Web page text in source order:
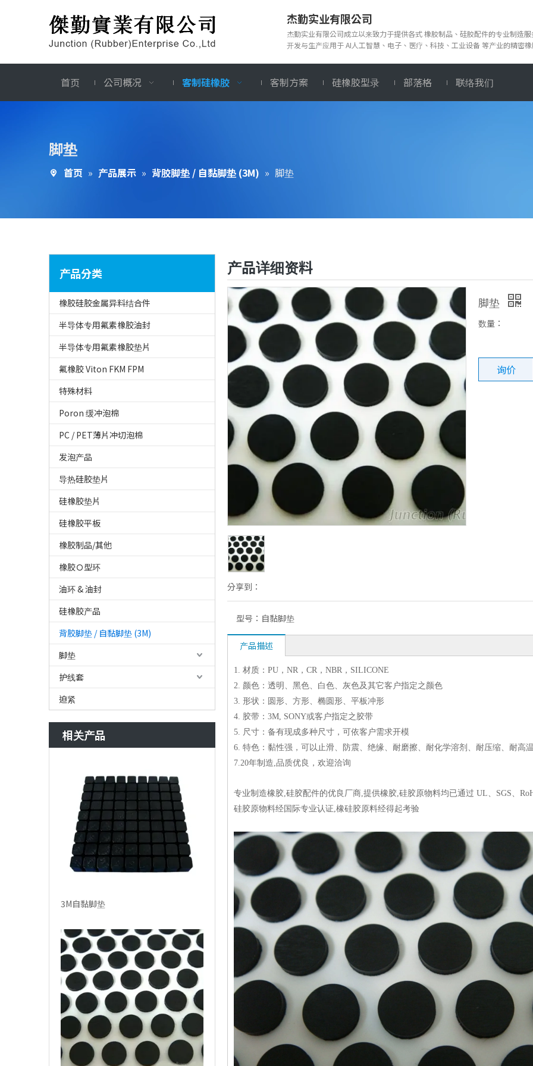
杰勤实业有限公司
杰勤实业有限公司成立以来致力于提供各式 橡胶制品、硅胶配件的专业制造
开发与生产应用于 AI人工智慧、电子、医疗、科技、工业设备 等产业的精密
首页 公司概况 客制硅橡胶 客制方案 硅橡胶型录 部落格 联络我们
脚垫
首页 » 产品展示 » 背胶脚垫 / 自黏脚垫 (3M) » 脚垫
产品分类
橡胶硅胶金属异料结合件
半导体专用氟素橡胶油封
半导体专用氟素橡胶垫片
氟橡胶 Viton FKM FPM
特殊材料
Poron 缓冲泡棉
PC / PET薄片冲切泡棉
发泡产品
导热硅胶垫片
硅橡胶垫片
硅橡胶平板
橡胶制品/其他
橡胶Ｏ型环
油环 & 油封
硅橡胶产品
背胶脚垫 / 自黏脚垫 (3M)
脚垫
护线套
迫紧
相关产品
3M自黏脚垫
产品详细资料
分享到：
脚垫
数量：
询价
型号： 自黏脚垫
产品描述
1. 材质：PU，NR，CR，NBR，SILICONE
2. 颜色：透明、黑色、白色、灰色及其它客户指定之颜色
3. 形状：圆形、方形、椭圆形、平板冲形
4. 胶带：3M, SONY或客户指定之胶带
5. 尺寸：备有现成多种尺寸，可依客户需求开模
6. 特色：黏性强，可以止滑、防震、绝缘、耐磨擦、耐化学溶剂、耐压缩、耐高温
7.20年制造,品质优良，欢迎洽询
专业制造橡胶,硅胶配件的优良厂商,提供橡胶,硅胶原物料均已通过 UL、SGS、
硅胶原物料经国际专业认证,橡硅胶原料经得起考验